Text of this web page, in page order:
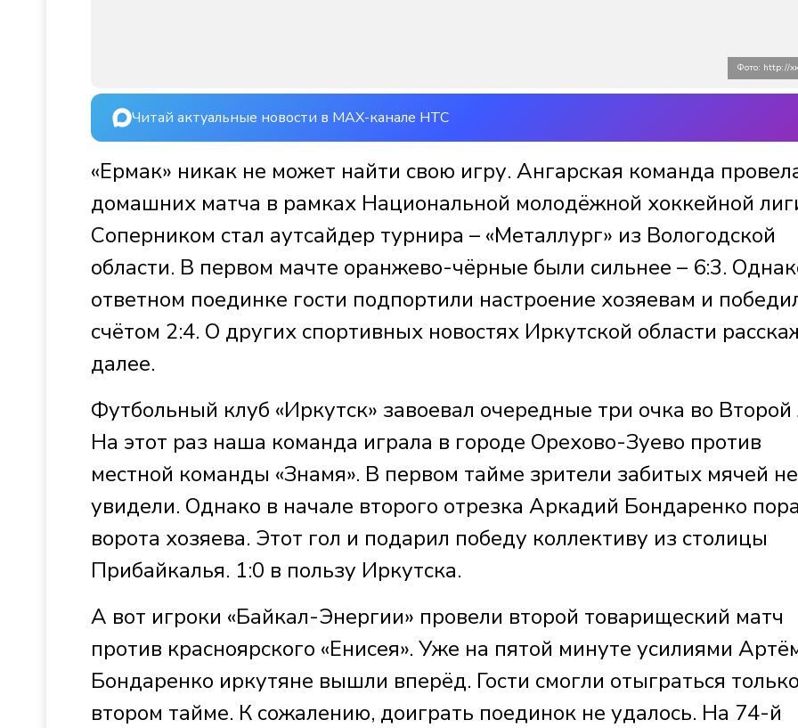
Фото: http://
Читай актуальные новости в MAX-канале НТС
«Ермак» никак не может найти свою игру. Ангарская команда
домашних матча в рамках Национальной молодёжной хоккейной
Соперником стал аутсайдер турнира – «Металлург» из Вологодской
области. В первом мачте оранжево-чёрные были сильнее – 6:3.
ответном поединке гости подпортили настроение хозяевам и
счётом 2:4. О других спортивных новостях Иркутской области
далее.
Футбольный клуб «Иркутск» завоевал очередные три очка во Второй
На этот раз наша команда играла в городе Орехово-Зуево против
местной команды «Знамя». В первом тайме зрители забитых мячей не
увидели. Однако в начале второго отрезка Аркадий Бондаренко
ворота хозяева. Этот гол и подарил победу коллективу из столицы
Прибайкалья. 1:0 в пользу Иркутска.
А вот игроки «Байкал-Энергии» провели второй товарищеский матч
против красноярского «Енисея». Уже на пятой минуте усилиями
Бондаренко иркутяне вышли вперёд. Гости смогли отыграться
втором тайме. К сожалению, доиграть поединок не удалось. На 74-й